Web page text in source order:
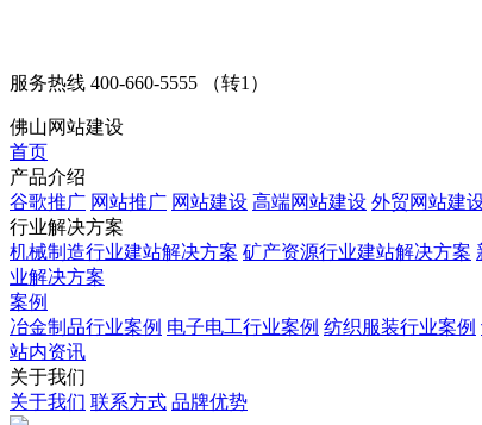
服务热线 400-660-5555 （转1）
佛山网站建设
首页
产品介绍
谷歌推广 网站推广 网站建设 高端网站建设 外贸网站建
行业解决方案
机械制造行业建站解决方案 矿产资源行业建站解决方案
业解决方案
案例
冶金制品行业案例 电子电工行业案例 纺织服装行业案例
站内资讯
关于我们
关于我们 联系方式 品牌优势